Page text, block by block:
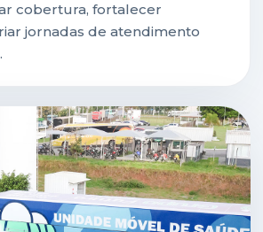
cobertura, fortalecer
jornadas de atendimento